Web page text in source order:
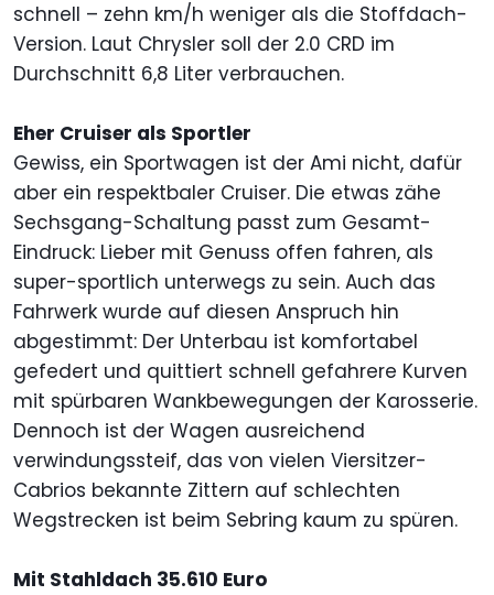
schnell – zehn km/h weniger als die Stoffdach-
Version. Laut Chrysler soll der 2.0 CRD im
Durchschnitt 6,8 Liter verbrauchen.
Eher Cruiser als Sportler
Gewiss, ein Sportwagen ist der Ami nicht, dafür
aber ein respektbaler Cruiser. Die etwas zähe
Sechsgang-Schaltung passt zum Gesamt-
Eindruck: Lieber mit Genuss offen fahren, als
super-sportlich unterwegs zu sein. Auch das
Fahrwerk wurde auf diesen Anspruch hin
abgestimmt: Der Unterbau ist komfortabel
gefedert und quittiert schnell gefahrere Kurven
mit spürbaren Wankbewegungen der Karosserie.
Dennoch ist der Wagen ausreichend
verwindungssteif, das von vielen Viersitzer-
Cabrios bekannte Zittern auf schlechten
Wegstrecken ist beim Sebring kaum zu spüren.
Mit Stahldach 35.610 Euro